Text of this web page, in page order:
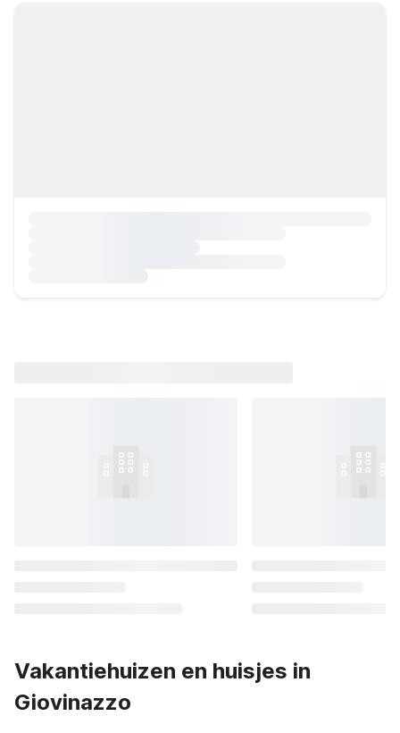
Vakantiehuizen en huisjes in
Giovinazzo